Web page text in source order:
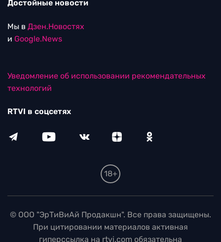
Достойные новости
Мы в Дзен.Новостях
и Google.News
Уведомление об использовании рекомендательных
технологий
RTVI в соцсетях
18+
© ООО "ЭрТиВиАй Продакшн". Все права защищены.
При цитировании материалов активная
гиперссылка на rtvi.com обязательна